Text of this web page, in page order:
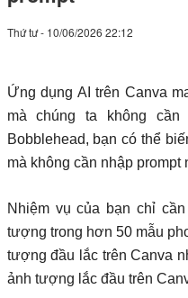
Thứ tư - 10/06/2026 22:12
Ứng dụng AI trên Canva
mà chúng ta không
Bobblehead, bạn có thể
mà không cần nhập prompt
Nhiệm vụ của bạn chỉ
tượng trong hơn 50 mẫu
tượng đầu lắc trên Canva
ảnh tượng lắc đầu trên